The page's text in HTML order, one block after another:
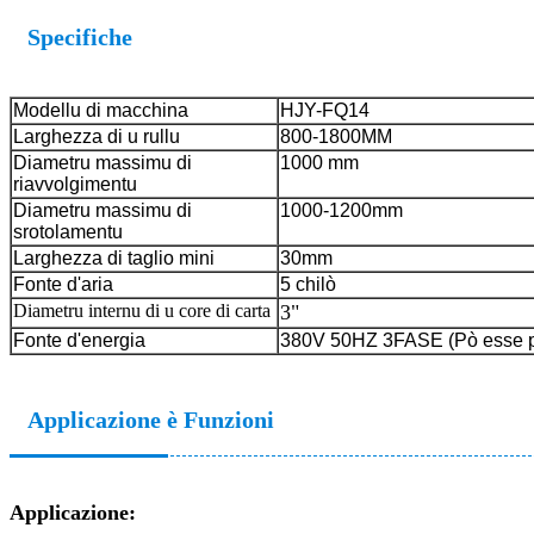
Specifiche
Modellu di macchina
HJY-FQ14
Larghezza di u rullu
800-1800MM
Diametru massimu di
riavvolgimentu
1000 mm
Diametru massimu di
srotolamentu
1000-1200mm
Larghezza di taglio mini
30mm
Fonte d'aria
5 chilò
Diametru internu di u core di carta 3"
Fonte d'energia 380V 50HZ 3FASE (Pò esse
Applicazione è Funzioni
Applicazione: